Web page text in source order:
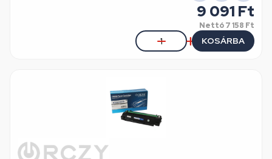
9 091 Ft
Nettó7 158 Ft
KOSÁRBA